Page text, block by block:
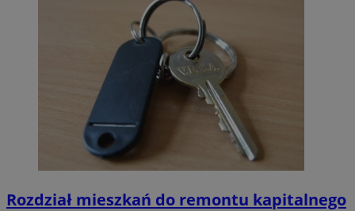
Rozdział mieszkań do remontu kapitalnego